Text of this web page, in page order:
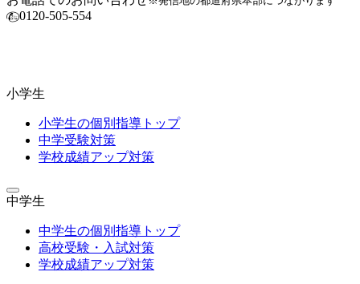
0120-505-554
小学生
小学生の個別指導トップ
中学受験対策
学校成績アップ対策
中学生
中学生の個別指導トップ
高校受験・入試対策
学校成績アップ対策